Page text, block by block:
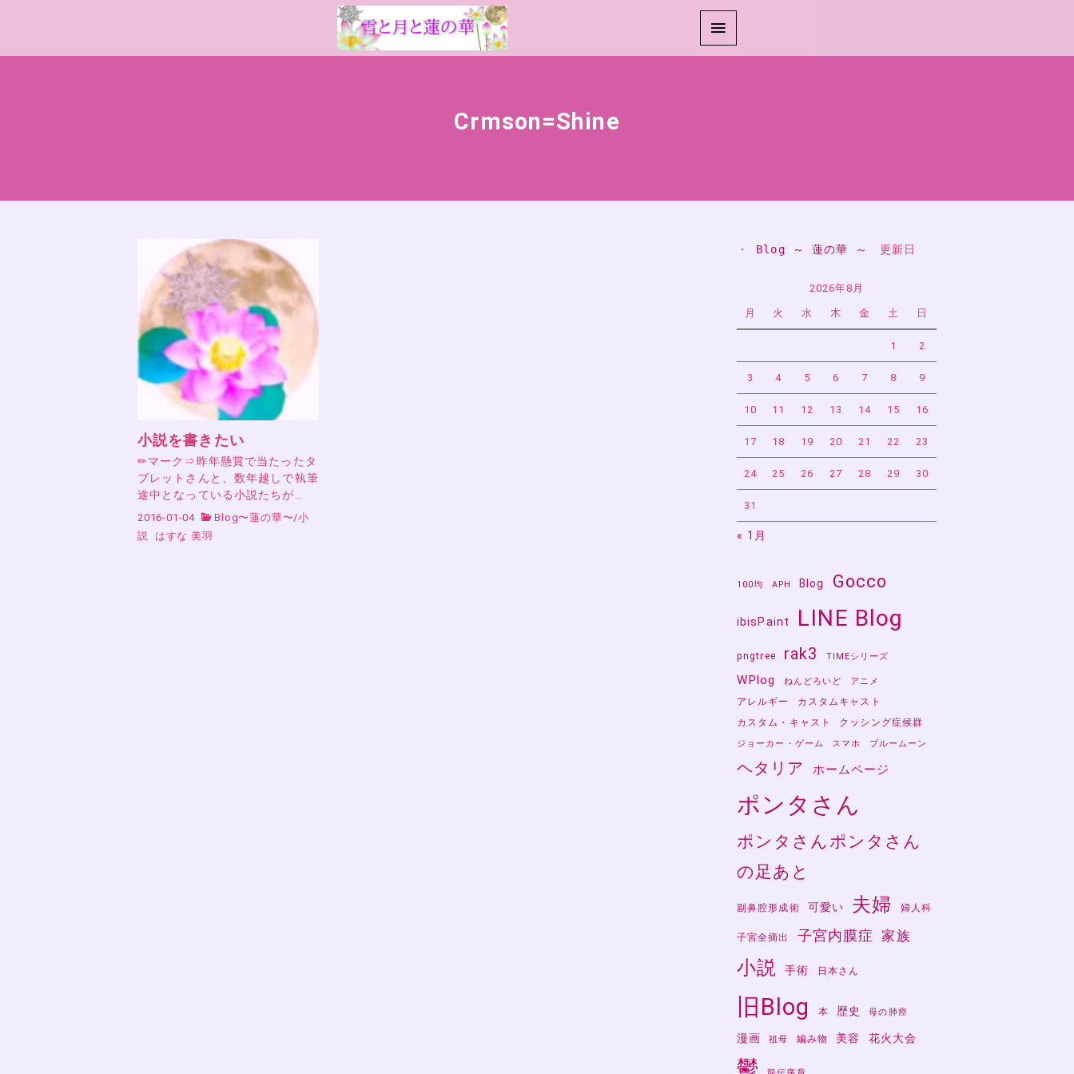
Crmson=Shine
小説を書きたい
✏マーク⇒昨年懸賞で当たったタ
ブレットさんと、数年越しで執筆
途中となっている小説たちが…
2016-01-04 Blog〜蓮の華〜/小
説
はすな 美羽
・ Blog ～ 蓮の華 ～ 更新日
2026年8月
月 火 水 木 金 土 日
1 2
3 4 5 6 7 8 9
10 11 12 13 14 15 16
17 18 19 20 21 22 23
24 25 26 27 28 29 30
31
« 1月
100均 APH Blog Gocco
ibisPaint LINE Blog
pngtree rak3 TIMEシリーズ
WPlog ねんどろいど アニメ
アレルギー
カスタムキャスト
カスタム・キャスト
クッシング症候群
ジョーカー・ゲーム スマホ ブルームーン
ヘタリア ホームページ
ポンタさん
ポンタさんポンタさん
の足あと
副鼻腔形成術 可愛い 夫婦 婦人科
子宮全摘出 子宮内膜症 家族
小説 手術 日本さん
旧Blog 本 歴史 母の肺癌
漫画 祖母 編み物 美容 花火大会
鬱